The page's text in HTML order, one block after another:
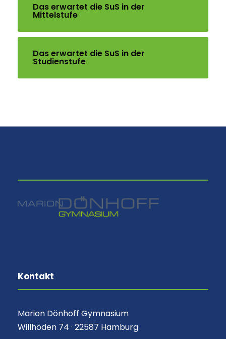
Das erwartet die SuS in der
Mittelstufe
Das erwartet die SuS in der
Studienstufe
Kontakt
Marion Dönhoff Gymnasium
Willhöden 74 · 22587 Hamburg